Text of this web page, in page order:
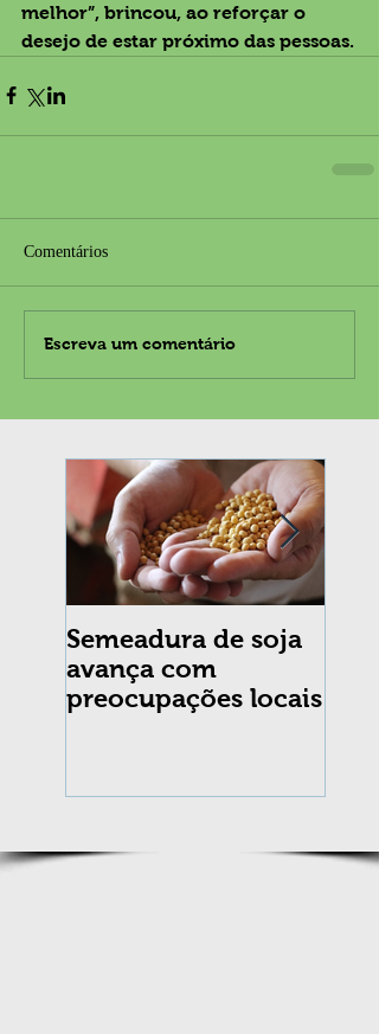
Semeadura de soja
avança com
preocupações locais
melhor”, brincou, ao reforçar o
desejo de estar próximo das pessoas.
Comentários
Escreva um comentário